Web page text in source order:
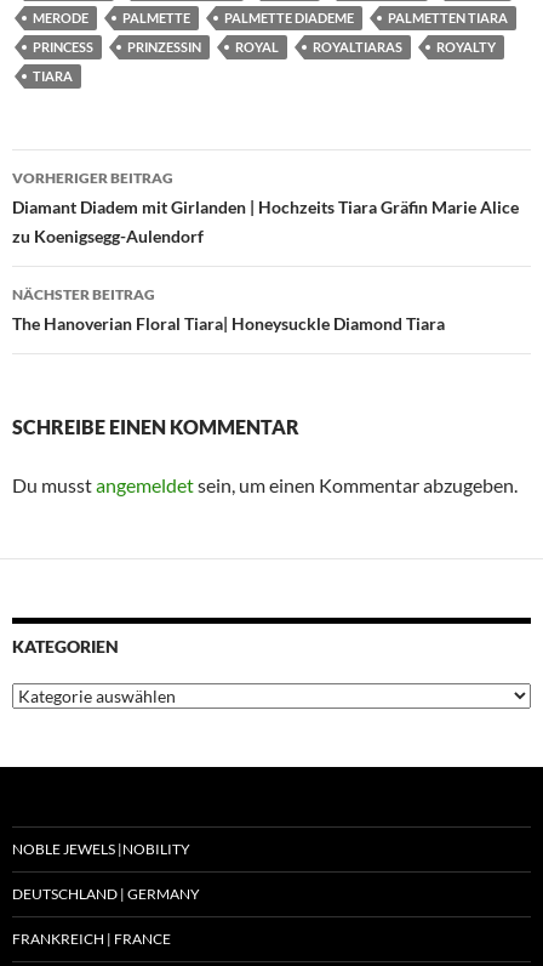
MERODE
PALMETTE PALMETTE DIADEME
PALMETTEN TIARA
PRINCESS
PRINZESSIN ROYAL ROYALTIARAS
ROYALTY
TIARA
Beitragsnavigation
VORHERIGER BEITRAG
Diamant Diadem mit Girlanden | Hochzeits Tiara Gräfin Marie Alice
zu Koenigsegg-Aulendorf
NÄCHSTER BEITRAG
The Hanoverian Floral Tiara| Honeysuckle Diamond Tiara
SCHREIBE EINEN KOMMENTAR
Du musstangemeldetsein, um einen Kommentar abzugeben.
KATEGORIEN
Kategorien
NOBLE JEWELS |NOBILITY
DEUTSCHLAND | GERMANY
FRANKREICH | FRANCE